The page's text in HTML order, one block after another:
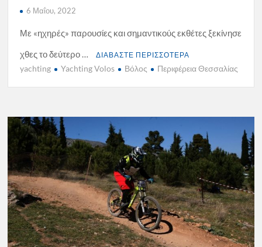
6 Μαΐου, 2022
Με «ηχηρές» παρουσίες και σημαντικούς εκθέτες ξεκίνησε
χθες το δεύτερο …
ΔΙΑΒΑΣΤΕ ΠΕΡΙΣΣΟΤΕΡΑ
yachting Yachting Volos Βόλος Περιφέρεια Θεσσαλίας